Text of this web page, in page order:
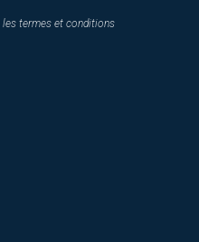
les termes et conditions